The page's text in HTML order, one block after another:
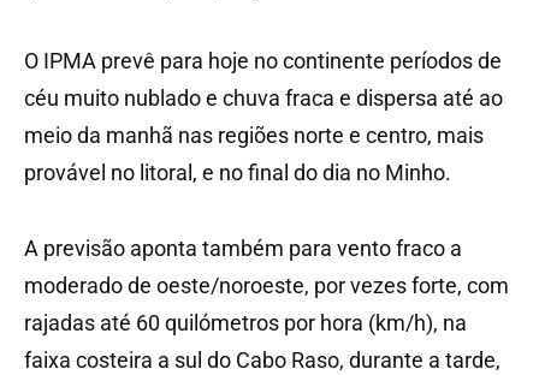
O IPMA prevê para hoje no continente períodos de
céu muito nublado e chuva fraca e dispersa até ao
meio da manhã nas regiões norte e centro, mais
provável no litoral, e no final do dia no Minho.
A previsão aponta também para vento fraco a
moderado de oeste/noroeste, por vezes forte, com
rajadas até 60 quilómetros por hora (km/h), na
faixa costeira a sul do Cabo Raso, durante a tarde,